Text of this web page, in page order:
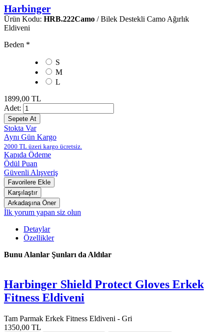
Harbinger
Ürün Kodu: HRB.222Camo / Bilek Destekli Camo Ağırlık
Eldiveni
Beden *
S
M
L
1899,00 TL
Adet:
Stokta Var
Aynı Gün Kargo
2000 TL üzeri kargo ücretsiz.
Kapıda Ödeme
Ödül Puan
Güvenli Alışveriş
İlk yorum yapan siz olun
Detaylar
Özellikler
Bunu Alanlar Şunları da Aldılar
Harbinger Shield Protect Gloves Erkek
Fitness Eldiveni
Tam Parmak Erkek Fitness Eldiveni - Gri
1350,00 TL